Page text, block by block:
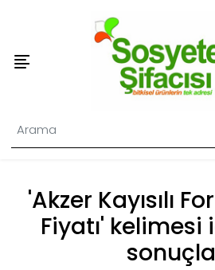
'Akzer Kayısılı
Fiyatı'